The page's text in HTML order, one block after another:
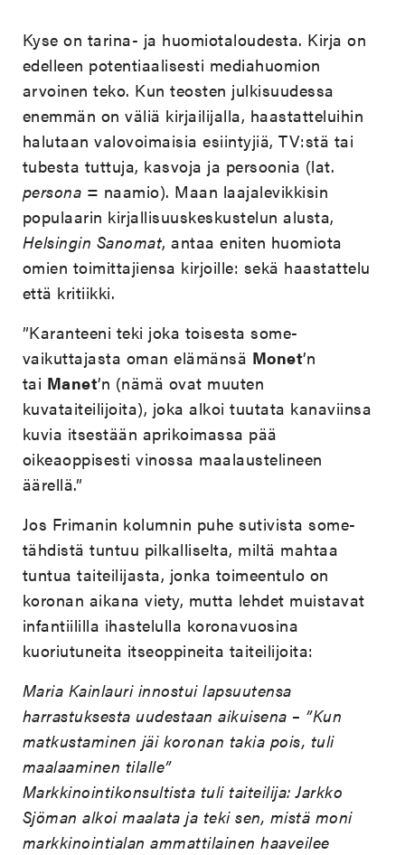
Kyse on tarina- ja huomiotaloudesta. Kirja on
edelleen potentiaalisesti mediahuomion
arvoinen teko. Kun teosten julkisuudessa
enemmän on väliä kirjailijalla, haastatteluihin
halutaan valovoimaisia esiintyjiä, TV:stä tai
tubesta tuttuja, kasvoja ja persoonia (lat.
persona = naamio). Maan laajalevikkisin
populaarin kirjallisuuskeskustelun alusta,
Helsingin Sanomat, antaa eniten huomiota
omien toimittajiensa kirjoille: sekä haastattelu
että kritiikki.
”Karanteeni teki joka toisesta some-
vaikuttajasta oman elämänsä Monet’n
tai Manet’n (nämä ovat muuten
kuvataiteilijoita), joka alkoi tuutata kanaviinsa
kuvia itsestään aprikoimassa pää
oikeaoppisesti vinossa maalaustelineen
äärellä.”
Jos Frimanin kolumnin puhe sutivista some-
tähdistä tuntuu pilkalliselta, miltä mahtaa
tuntua taiteilijasta, jonka toimeentulo on
koronan aikana viety, mutta lehdet muistavat
infantiililla ihastelulla koronavuosina
kuoriutuneita itseoppineita taiteilijoita:
Maria Kainlauri innostui lapsuutensa
harrastuksesta uudestaan aikuisena – ”Kun
matkustaminen jäi koronan takia pois, tuli
maalaaminen tilalle”
Markkinointikonsultista tuli taiteilija: Jarkko
Sjöman alkoi maalata ja teki sen, mistä moni
markkinointialan ammattilainen haaveilee